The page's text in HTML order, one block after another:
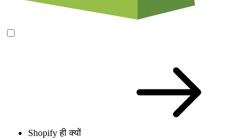
Shopify ही क्यों